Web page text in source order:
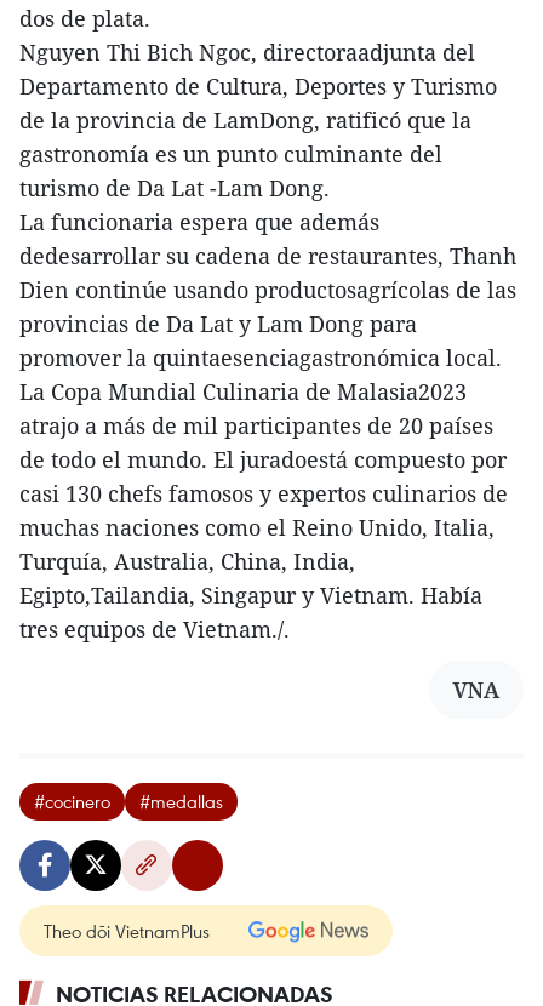
dos de plata.
Nguyen Thi Bich Ngoc, directoraadjunta del
Departamento de Cultura, Deportes y Turismo
de la provincia de LamDong, ratificó que la
gastronomía es un punto culminante del
turismo de Da Lat -Lam Dong.
La funcionaria espera que además
dedesarrollar su cadena de restaurantes, Thanh
Dien continúe usando productosagrícolas de las
provincias de Da Lat y Lam Dong para
promover la quintaesenciagastronómica local.
La Copa Mundial Culinaria de Malasia2023
atrajo a más de mil participantes de 20 países
de todo el mundo. El juradoestá compuesto por
casi 130 chefs famosos y expertos culinarios de
muchas naciones como el Reino Unido, Italia,
Turquía, Australia, China, India,
Egipto,Tailandia, Singapur y Vietnam. Había
tres equipos de Vietnam./.
VNA
#cocinero #medallas
Theo dõi VietnamPlus
NOTICIAS RELACIONADAS